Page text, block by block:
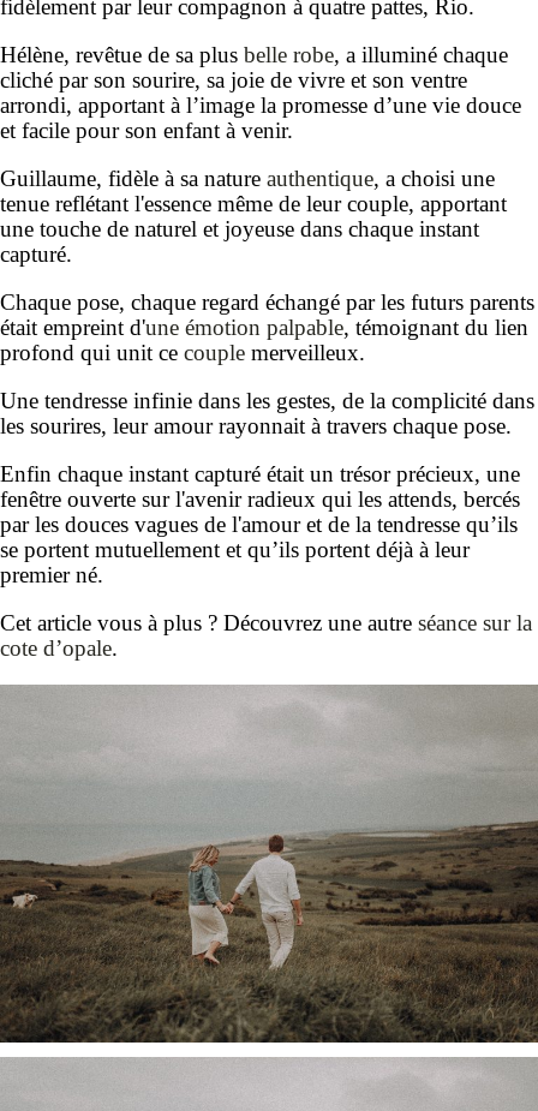
fidèlement par leur compagnon à quatre pattes, Rio.
Hélène, revêtue de sa plus belle robe, a illuminé chaque
cliché par son sourire, sa joie de vivre et son ventre
arrondi, apportant à l’image la promesse d’une vie douce
et facile pour son enfant à venir.
Guillaume, fidèle à sa nature authentique, a choisi une
tenue reflétant l'essence même de leur couple, apportant
une touche de naturel et joyeuse dans chaque instant
capturé.
Chaque pose, chaque regard échangé par les futurs parents
était empreint d'une émotion palpable, témoignant du lien
profond qui unit ce couple merveilleux.
Une tendresse infinie dans les gestes, de la complicité dans
les sourires, leur amour rayonnait à travers chaque pose.
Enfin chaque instant capturé était un trésor précieux, une
fenêtre ouverte sur l'avenir radieux qui les attends, bercés
par les douces vagues de l'amour et de la tendresse qu’ils
se portent mutuellement et qu’ils portent déjà à leur
premier né.
Cet article vous à plus ? Découvrez une autre séance sur la
cote d’opale.